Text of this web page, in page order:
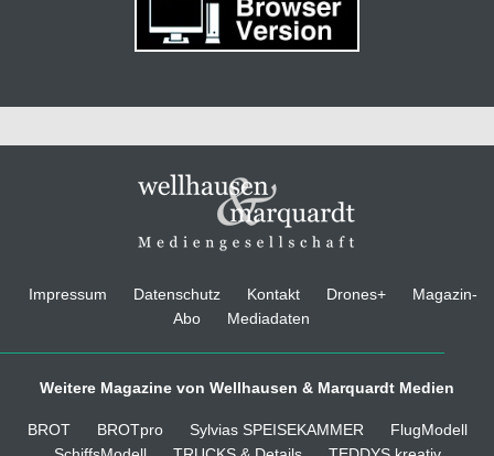
Impressum Datenschutz Kontakt Drones+
Magazin-
Abo
Mediadaten
Weitere Magazine von Wellhausen & Marquardt Medien
BROT BROTpro Sylvias SPEISEKAMMER
FlugModell